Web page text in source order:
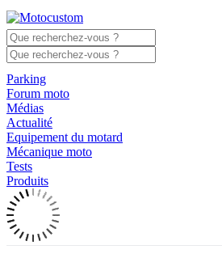
Parking
Forum moto
Médias
Actualité
Equipement du motard
Mécanique moto
Tests
Produits